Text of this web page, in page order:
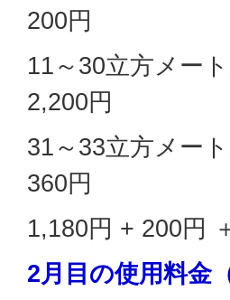
200円
11～30立方メー
2,200円
31～33立方メー
360円
1,180円 + 200円
2月目の使用料金